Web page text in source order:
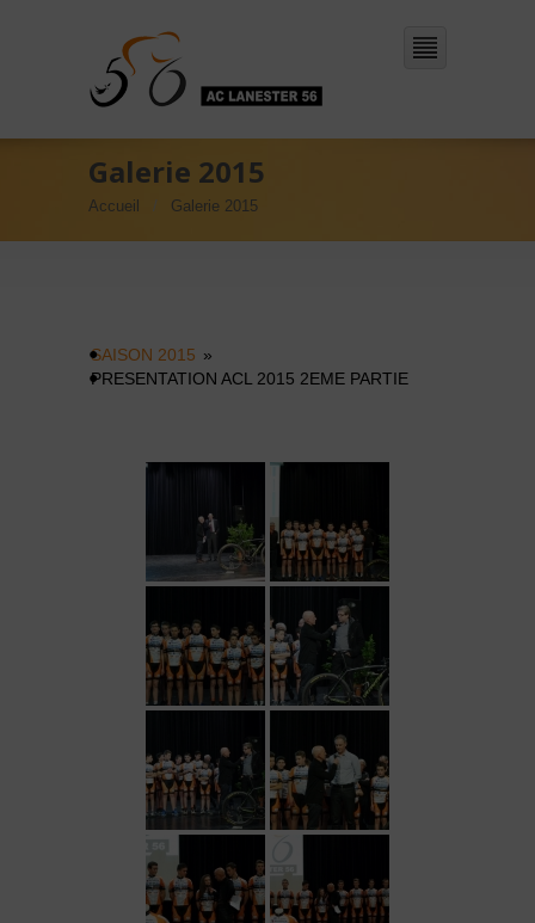
Galerie 2015
Accueil Galerie 2015
SAISON 2015 »
PRESENTATION ACL 2015 2EME PARTIE